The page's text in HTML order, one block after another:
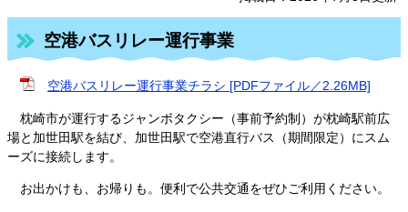
空港バスリレー運行事業
空港バスリレー運行事業チラシ [PDFファイル／2.26MB]
枕崎市が運行するジャンボタクシー（事前予約制）が枕崎駅前広
場と加世田駅を結び、加世田駅で空港直行バス（期間限定）にスム
ーズに接続します。
お出かけも、お帰りも。便利で公共交通をぜひご利用ください。